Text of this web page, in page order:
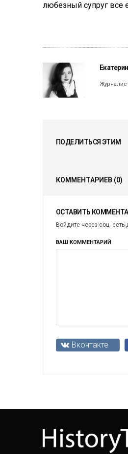
любезный супруг все
ПОДЕЛИТЬСЯ ЭТИМ
КОММЕНТАРИЕВ (0)
ОСТАВИТЬ
Войдите через соц. сеть
ВАШ КОММЕНТАРИЙ
Вконтакте